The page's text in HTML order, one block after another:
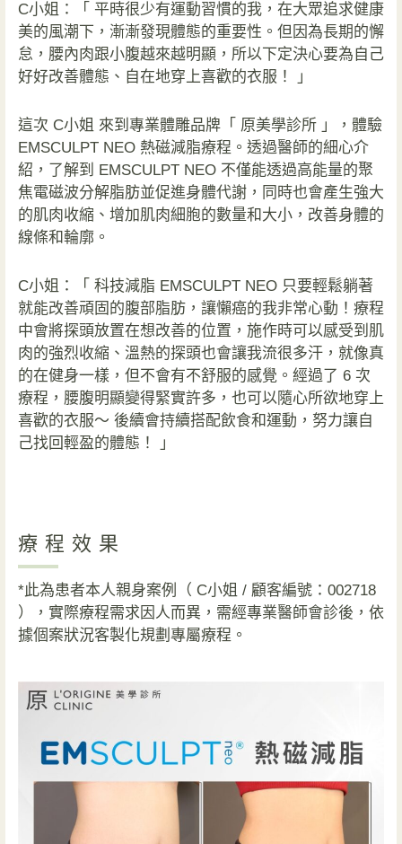
C小姐 ：「 平時很少有運動習慣的我，在大眾追求健康
美的風潮下，漸漸發現體態的重要性。但因為長期的懈
怠，腰內肉跟小腹越來越明顯，所以下定決心要為自己
好好改善體態、自在地穿上喜歡的衣服！ 」
這次 C小姐 來到專業體雕品牌「 原美學診所 」，體驗
EMSCULPT NEO 熱磁減脂療程。透過醫師的細心介
紹，了解到 EMSCULPT NEO 不僅能透過高能量的聚
焦電磁波分解脂肪並促進身體代謝，同時也會產生強大
的肌肉收縮、增加肌肉細胞的數量和大小，改善身體的
線條和輪廓。
C小姐 ：「 科技減脂 EMSCULPT NEO 只要輕鬆躺著
就能改善頑固的腹部脂肪，讓懶癌的我非常心動！療程
中會將探頭放置在想改善的位置，施作時可以感受到肌
肉的強烈收縮、溫熱的探頭也會讓我流很多汗，就像真
的在健身一樣，但不會有不舒服的感覺。經過了 6 次
療程，腰腹明顯變得緊實許多，也可以隨心所欲地穿上
喜歡的衣服～ 後續會持續搭配飲食和運動，努力讓自
己找回輕盈的體態！ 」
療程效果
*此為患者本人親身案例（ C小姐 / 顧客編號：002718
），實際療程需求因人而異，需經專業醫師會診後，依
據個案狀況客製化規劃專屬療程。